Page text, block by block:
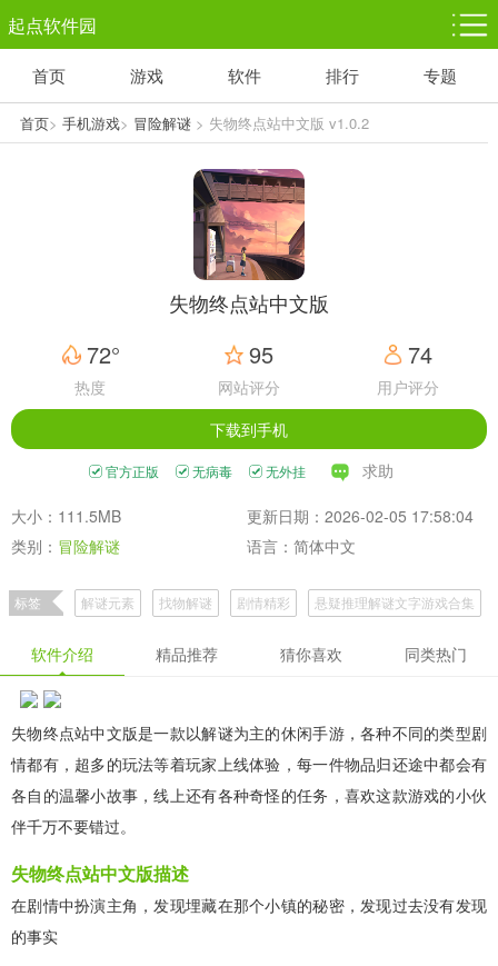
起点软件园
塔防游戏
1千+款游戏
休闲益智
1万+款游戏
体育竞技
5百+款游戏
赛车竞速
3百+款游戏
首页 游戏 软件 排行 专题
首页> 手机游戏> 冒险解谜> 失物终点站中文版 v1.0.2
失物终点站中文版
72°
热度
95
网站评分
74
用户评分
下载到手机
官方正版 无病毒 无外挂 求助
大小：111.5MB
更新日期：2026-02-05 17:58:04
类别： 冒险解谜 语言：简体中文
标签 解谜元素 找物解谜 剧情精彩 悬疑推理解谜文字游戏合集
软件介绍 精品推荐 猜你喜欢 同类热门
失物终点站中文版是一款以解谜为主的休闲手游，各种不同的类型剧
情都有，超多的玩法等着玩家上线体验，每一件物品归还途中都会有
各自的温馨小故事，线上还有各种奇怪的任务，喜欢这款游戏的小伙
伴千万不要错过。
失物终点站中文版描述
在剧情中扮演主角，发现埋藏在那个小镇的秘密，发现过去没有发现
的事实